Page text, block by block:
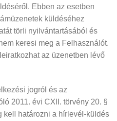
Ebben az esetben
küldéséhez
törli nyilvántartásából és
keresi meg a Felhasználót.
az üzenetben lévő
jogról és az
2011. évi CXII. törvény 20. §
kell határozni a hírlevél-küldés